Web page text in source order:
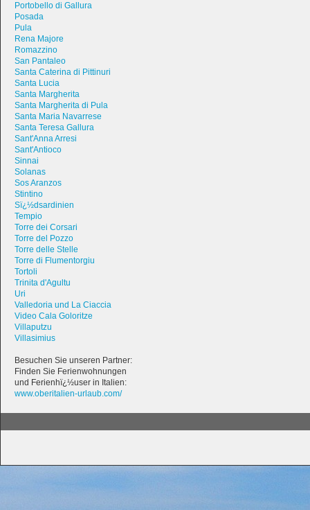
Portobello di Gallura
Posada
Pula
Rena Majore
Romazzino
San Pantaleo
Santa Caterina di Pittinuri
Santa Lucia
Santa Margherita
Santa Margherita di Pula
Santa Maria Navarrese
Santa Teresa Gallura
Sant'Anna Arresi
Sant'Antioco
Sinnai
Solanas
Sos Aranzos
Stintino
Sï¿½dsardinien
Tempio
Torre dei Corsari
Torre del Pozzo
Torre delle Stelle
Torre di Flumentorgiu
Tortoli
Trinita d'Agultu
Uri
Valledoria und La Ciaccia
Video Cala Goloritze
Villaputzu
Villasimius
Besuchen Sie unseren Partner:
Finden Sie Ferienwohnungen
und Ferienhï¿½user in Italien:
www.oberitalien-urlaub.com/